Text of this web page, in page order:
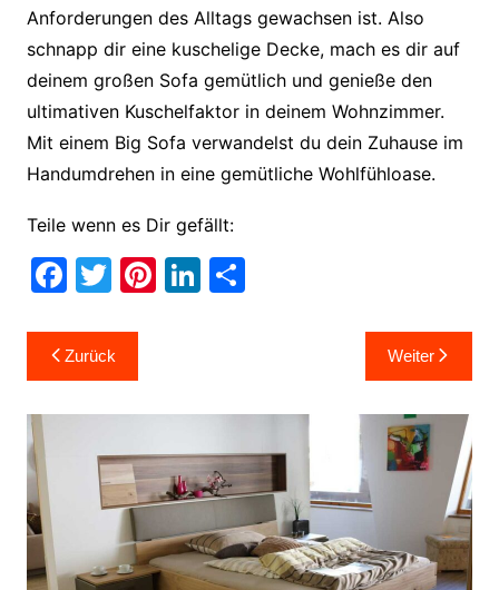
Anforderungen des Alltags gewachsen ist. Also
schnapp dir eine kuschelige Decke, mach es dir auf
deinem großen Sofa gemütlich und genieße den
ultimativen Kuschelfaktor in deinem Wohnzimmer.
Mit einem Big Sofa verwandelst du dein Zuhause im
Handumdrehen in eine gemütliche Wohlfühloase.
Teile wenn es Dir gefällt:
F
c
e
b
T
itt
er
Pi
st
Li
dI
n
T
Beitragsnavigation
Zurück Weiter